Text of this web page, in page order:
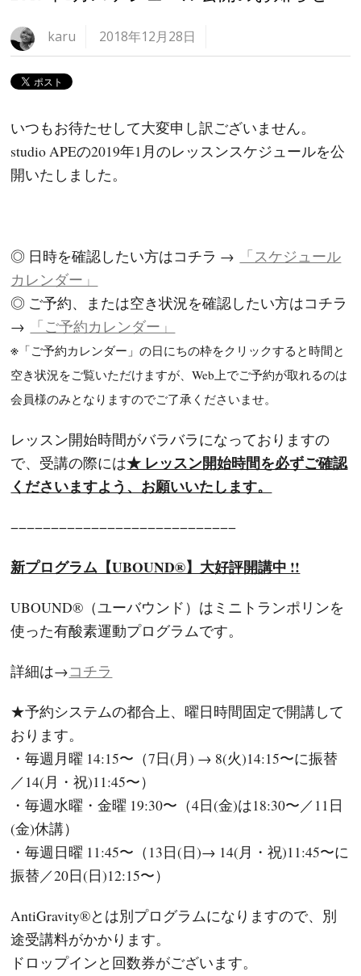
karu 2018年12月28日
いつもお待たせして大変申し訳ございません。
studio APEの2019年1月のレッスンスケジュールを公
開いたしました。
◎ 日時を確認したい方はコチラ →
「スケジュール
カレンダー」
◎ ご予約、または空き状況を確認したい方はコチラ
→
「ご予約カレンダー」
※ 「ご予約カレンダー」の日にちの枠をクリックすると時間と
空き状況をご覧いただけますが、Web上でご予約が取れるのは
会員様のみとなりますのでご了承くださいませ。
レッスン開始時間がバラバラになっておりますの
で、受講の際には★ レッスン開始時間を必ずご確認
くださいますよう、お願いいたします。
−−−−−−−−−−−−−−−−−−−−−−−−−−−−
新プログラム【UBOUND®】大好評開講中 !!
UBOUND®（ユーバウンド）はミニトランポリンを
使った有酸素運動プログラムです。
詳細は→コチラ
★予約システムの都合上、曜日時間固定で開講して
おります。
・毎週月曜 14:15〜（7日(月) → 8(火)14:15〜に振替
／14(月・祝)11:45〜）
・毎週水曜・金曜 19:30〜（4日(金)は18:30〜／11日
(金)休講）
・毎週日曜 11:45〜（13日(日)→ 14(月・祝)11:45〜に
振替／20日(日)12:15〜）
AntiGravity®とは別プログラムになりますので、別
途受講料がかかります。
ドロップインと回数券がございます。